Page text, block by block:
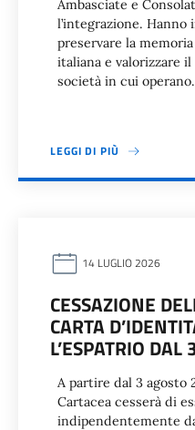
Ambasciate e
l’integrazione.
preservare la
italiana e valorizzare
società in cui
LEGGI DI PIÙ
14 LUGLIO 2026
CESSAZIONE
CARTA
L’ESPATRIO DAL
A partire dal 3 agosto
Cartacea cesserà di
indipendentemente